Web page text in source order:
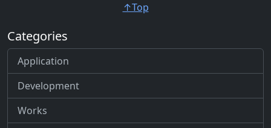
↑Top
Categories
Application
Development
Works